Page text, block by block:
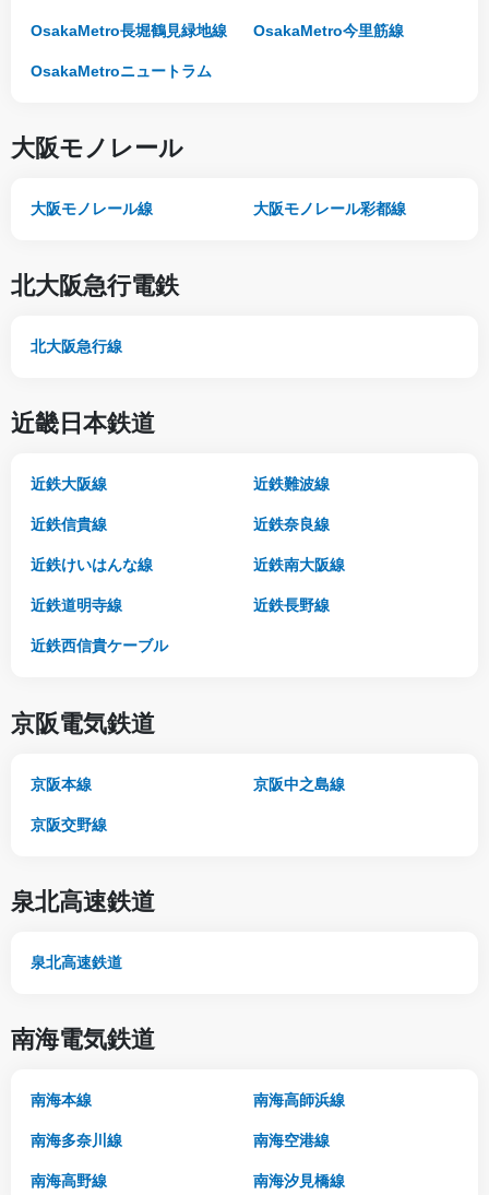
OsakaMetro長堀鶴見緑地線 OsakaMetro今里筋線
OsakaMetroニュートラム
大阪モノレール
大阪モノレール線 大阪モノレール彩都線
北大阪急行電鉄
北大阪急行線
近畿日本鉄道
近鉄大阪線 近鉄難波線
近鉄信貴線 近鉄奈良線
近鉄けいはんな線 近鉄南大阪線
近鉄道明寺線 近鉄長野線
近鉄西信貴ケーブル
京阪電気鉄道
京阪本線 京阪中之島線
京阪交野線
泉北高速鉄道
泉北高速鉄道
南海電気鉄道
南海本線 南海高師浜線
南海多奈川線 南海空港線
南海高野線 南海汐見橋線